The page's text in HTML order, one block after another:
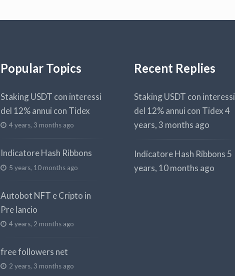
Popular Topics
Staking USDT con interessi
del 12% annui con Tidex
4 years, 3 months ago
Indicatore Hash Ribbons
5 years, 10 months ago
Autobot NFT e Cripto in
Pre lancio
4 years, 2 months ago
free followers net
2 years, 3 months ago
Recent Replies
Staking USDT con interessi
del 12% annui con Tidex4
years, 3 months ago
Indicatore Hash Ribbons 5
years, 10 months ago